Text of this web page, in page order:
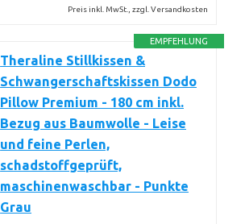
Preis inkl. MwSt., zzgl. Versandkosten
EMPFEHLUNG
Theraline Stillkissen &
Schwangerschaftskissen Dodo
Pillow Premium - 180 cm inkl.
Bezug aus Baumwolle - Leise
und feine Perlen,
schadstoffgeprüft,
maschinenwaschbar - Punkte
Grau